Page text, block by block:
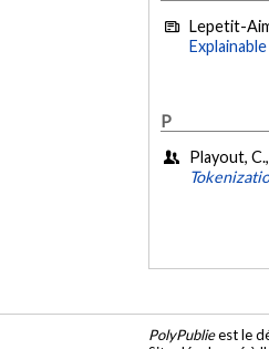
Lepetit-
P
Playout,
PolyPublieest le